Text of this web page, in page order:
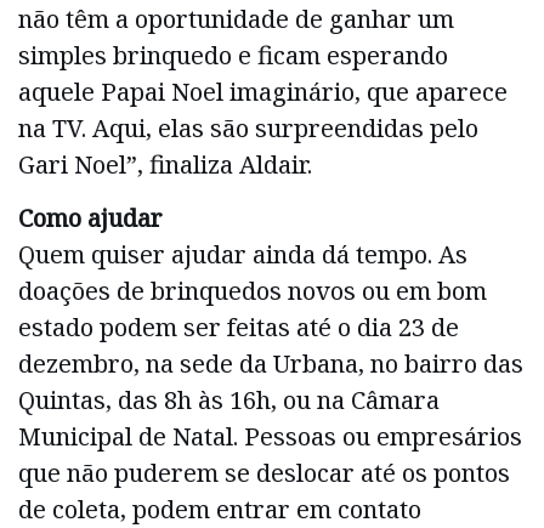
não têm a oportunidade de ganhar um
simples brinquedo e ficam esperando
aquele Papai Noel imaginário, que aparece
na TV. Aqui, elas são surpreendidas pelo
Gari Noel”, finaliza Aldair.
Como ajudar
Quem quiser ajudar ainda dá tempo. As
doações de brinquedos novos ou em bom
estado podem ser feitas até o dia 23 de
dezembro, na sede da Urbana, no bairro das
Quintas, das 8h às 16h, ou na Câmara
Municipal de Natal. Pessoas ou empresários
que não puderem se deslocar até os pontos
de coleta, podem entrar em contato